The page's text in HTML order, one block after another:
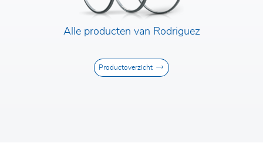
Alle producten van Rodriguez
Productoverzicht